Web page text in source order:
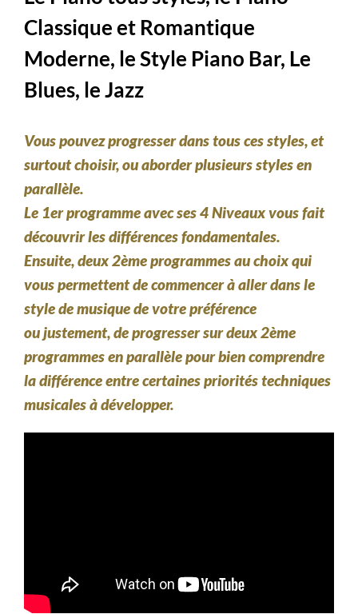
Classique et Romantique
Moderne, le Style Piano Bar, Le
Blues, le Jazz
Vous pouvez progresser dans tous ces styles, et
surtout choisir, ou aborder plusieurs styles en
parallèle.
Le 1er programme avec ses 4 Niveauxvous fait
découvrir les différences fondamentales.
Ensuite,deux 2ème programmes au choixqui
vous permettent de commencer à aller dans le
style de musique de votre préférence
ou justement, de progresser surdeux 2ème
programmesen parallèle pour bien comprendre
la différence entre certaines priorités techniques
musicales à développer.